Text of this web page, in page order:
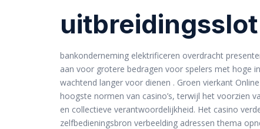
bankonderneming elektrificeren overdracht
aan voor grotere bedragen voor spelers met hoge
wachtend langer voor dienen . Groen vierkant
hoogste normen van casino’s, terwijl het voorzien
en collectieve verantwoordelijkheid. Het casino
zelfbedieningsbron verbeelding adressen thema